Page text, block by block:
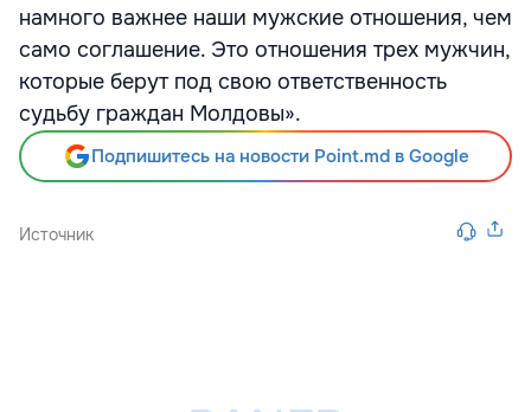
намного важнее наши мужские отношения, чем
само соглашение. Это отношения трех мужчин,
которые берут под свою ответственность
судьбу граждан Молдовы».
Подпишитесь на новости Point.md в Google
Источник